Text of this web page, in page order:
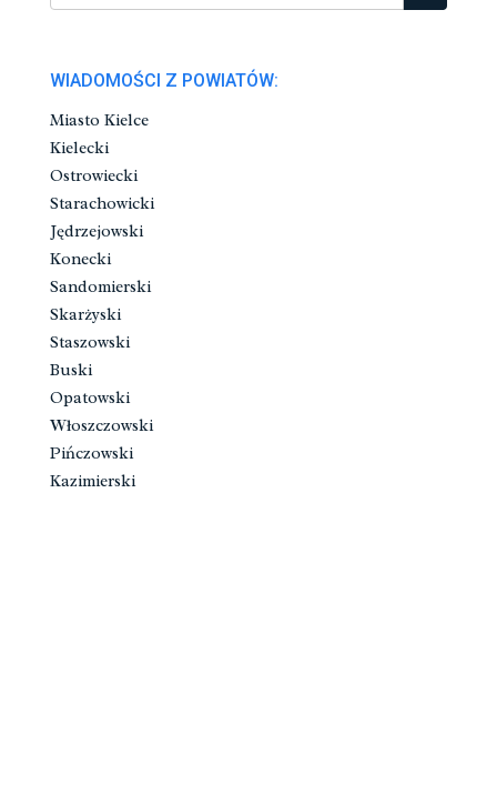
WIADOMOŚCI Z POWIATÓW:
Miasto Kielce
Kielecki
Ostrowiecki
Starachowicki
Jędrzejowski
Konecki
Sandomierski
Skarżyski
Staszowski
Buski
Opatowski
Włoszczowski
Pińczowski
Kazimierski